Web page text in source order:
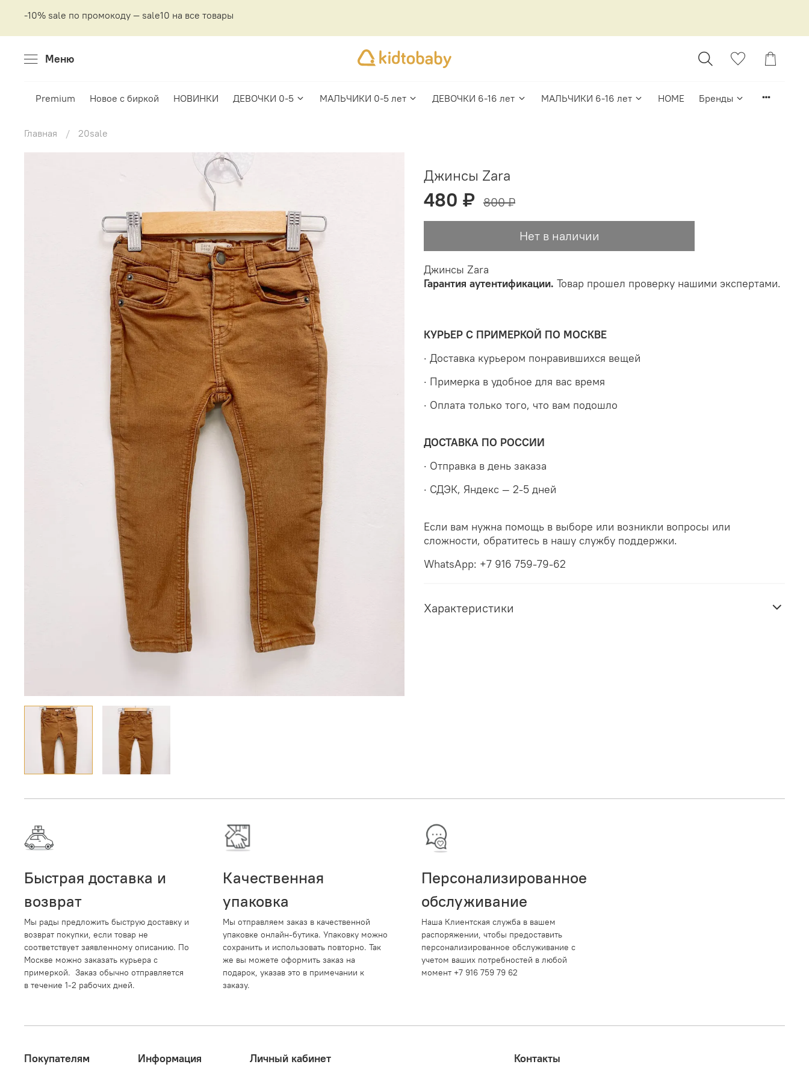
-10% sale по промокоду — sale10 на все товары
Меню
Premium Новое с биркой НОВИНКИ ДЕВОЧКИ 0-5 МАЛЬЧИКИ 0-5 лет ДЕВОЧКИ 6-16 лет МАЛЬЧИКИ 6-16 лет HOME Бренды
Главная 20sale
Джинсы Zara
480 ₽ 800 ₽
Нет в наличии
Джинсы Zara
Гарантия аутентификации. Товар прошел проверку нашими экспертами.
КУРЬЕР С ПРИМЕРКОЙ ПО МОСКВЕ
· Доставка курьером понравившихся вещей
· Примерка в удобное для вас время
· Оплата только того, что вам подошло
ДОСТАВКА ПО РОССИИ
· Отправка в день заказа
· СДЭК, Яндекс — 2-5 дней
Если вам нужна помощь в выборе или возникли вопросы или
сложности, обратитесь в нашу службу поддержки.
WhatsApp: +7 916 759-79-62
Характеристики
Быстрая доставка и
возврат
Мы рады предложить быструю доставку и
возврат покупки, если товар не
соответствует заявленному описанию. По
Москве можно заказать курьера с
примеркой. Заказ обычно отправляется
в течение 1-2 рабочих дней.
Качественная
упаковка
Мы отправляем заказ в качественной
упаковке онлайн-бутика. Упаковку можно
сохранить и использовать повторно. Так
же вы можете оформить заказ на
подарок, указав это в примечании к
заказу.
Персонализированное
обслуживание
Наша Клиентская служба в вашем
распоряжении, чтобы предоставить
персонализированное обслуживание с
учетом ваших потребностей в любой
момент +7 916 759 79 62
Покупателям Информация Личный кабинет
Контакты